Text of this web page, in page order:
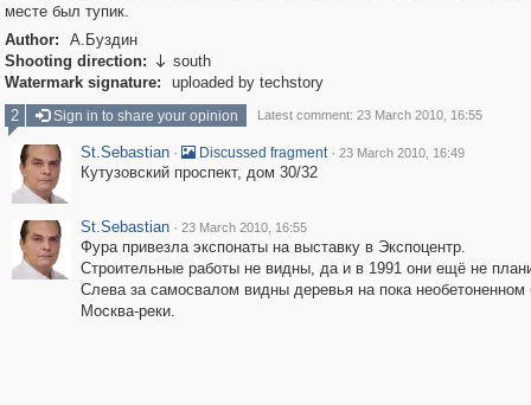
месте был тупик.
Author:
А.Буздин
Shooting direction:  south
Watermark signature:
uploaded by techstory
2
Sign in to share your opinion Latest comment: 23 March 2010, 16:55
St.Sebastian · Discussed fragment · 23 March 2010, 16:49
Кутузовский проспект, дом 30/32
St.Sebastian · 23 March 2010, 16:55
Фура привезла экспонаты на выставку в Экспоцентр.
Строительные работы не видны, да и в 1991 они ещё не
Слева за самосвалом видны деревья на пока необетоненном
Москва-реки.